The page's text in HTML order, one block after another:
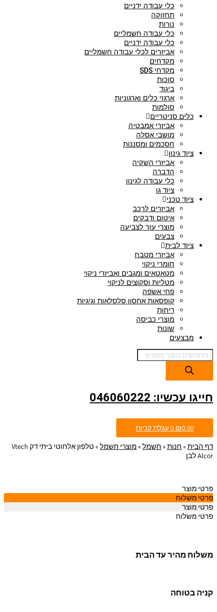
כלי עבודה ידניים
תחזוקה
נורות
כלי עבודה חשמליים
כלי עבודה ידניים
אביזרים לכלי עבודה חשמליים
מקדחים
מקדחי SDS
סוכות
ביגוד
ארגזי כלים וארגוניות
סולמות
כלים סניטריים
אביזרי אמבטיה
מושבי אסלה
חסכמים ומסננות
ציוד גינון
אביזרי השקיה
הדברה
כלי עבודה לגינון
ציוד גן
ציוד טכני
אביזרים לרכב
איטום ודבקים
מוצרי עזר לצביעה
צבעים
ציוד לבית
אביזרי מטבח
חומרי ניקוי
מטאטאים ומגבים ואביזרי ניקוי
מטליות וסקוצים לניקוי
פחי אשפה
קופסאות אחסון סלסלאות וגיגיות
ריחות
מוצרי כביסה
שונות
מבצעים
חייגו עכשיו: 046060222
₪0.00
0 עגלת קניות
דף הבית» חנות» חשמל»מוצרי חשמל»
טלפון אלחוטי ביתי דק Vtech
Alcor לבן
פרטי מוצר
פרטי משלוח
פרטי מוצר
פרטי משלוח
משלוח מהיר עד הבית
קניה בטוחה